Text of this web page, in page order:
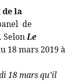
la
de
SelonLe
18 mars 2019 à
18 mars qu’il